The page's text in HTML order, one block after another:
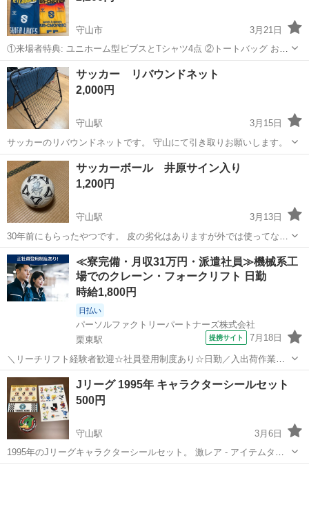
守山市
3月21日
①来場者特典: ユニホーム型ビブスとTシャツ4点 ②トートバッグ おま
け:大場選手缶バッジ セット売りのみとさせて頂きます。 中古品ご理
解頂き、返品交換なしでお願いします。
滋賀 守山市 スポーツ ビブス
サッカー リバウンドネット
2,000円
守山駅
3月15日
サッカーのリバウンドネットです。 守山にて引き取りお願いします。
滋賀 守山市 サッカー ネット
サッカーボール 井原サイン入り
1,200円
守山駅
3月13日
30年前にもらったやつです。 皮の劣化はありますが外では使ってない
ので綺麗です。
滋賀 守山市 守山駅 サッカー サッカーボール
≪寮完備・月収31万円・派遣社員≫機械系工
場でのクレーン・フォークリフト 日勤
時給1,800円
日払い
パーソルファクトリーパートナーズ株式会社
栗東駅
提携サイト 7月18日
＼リーチリフト経験者歓迎☆社員登用制度あり☆日勤／入出荷作業
《C37-005564r1》 仕事内容 ■入出荷作業 ・リーチリフトを使用して、
5m程の高さストレージからの荷下ろしや荷積み作業のお仕事です ・そ
の他にも荷物のピ...
滋賀 守山市 栗東駅 その他
Jリーグ 1995年 キャラクターシールセット
500円
守山駅
3月6日
1995年のJリーグキャラクターシールセット。 激レア - アイテムタイ
プ: サッカーシール - リーグ名: Jリーグ - チーム名: ヴィッセル神戸 -